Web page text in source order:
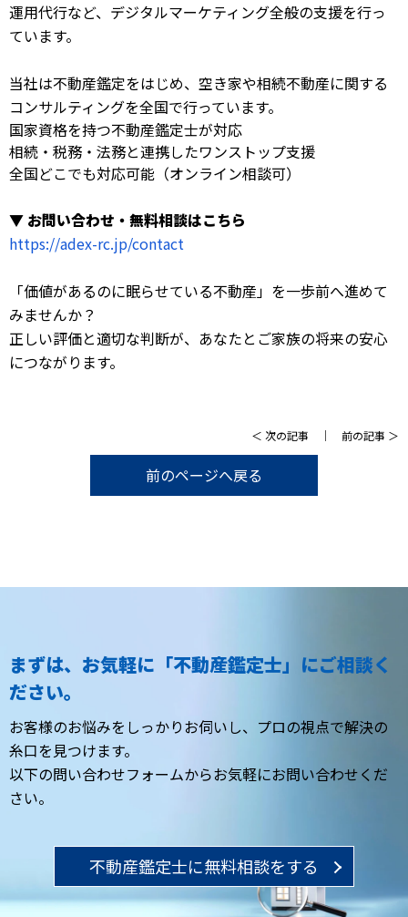
運用代行など、デジタルマーケティング全般の支援を行っ
ています。
当社は不動産鑑定をはじめ、空き家や相続不動産に関する
コンサルティングを全国で行っています。
国家資格を持つ不動産鑑定士が対応
相続・税務・法務と連携したワンストップ支援
全国どこでも対応可能（オンライン相談可）
▼ お問い合わせ・無料相談はこちら
https://adex-rc.jp/contact
「価値があるのに眠らせている不動産」を一歩前へ進めて
みませんか？
正しい評価と適切な判断が、あなたとご家族の将来の安心
につながります。
＜ 次の記事 ｜ 前の記事 ＞
前のページへ戻る
まずは、お気軽に「不動産鑑定士」にご相談く
ださい。
お客様のお悩みをしっかりお伺いし、 プロの視点で解決の
糸口を見つけます。
以下の問い合わせフォームからお気軽にお問い合わせくだ
さい。
不動産鑑定士に無料相談をする